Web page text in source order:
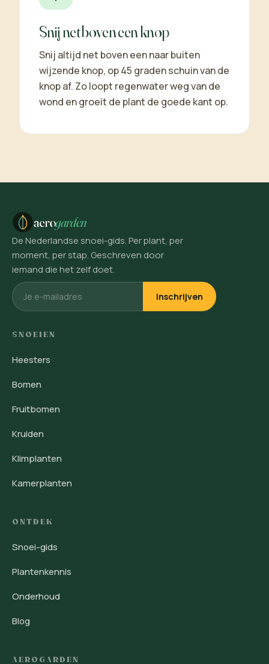
Snij net boven een knop
Snij altijd net boven een naar buiten
wijzende knop, op 45 graden schuin van de
knop af. Zo loopt regenwater weg van de
wond en groeit de plant de goede kant op.
aerogarden
De Nederlandse snoei-gids. Per plant, per
moment, per stap. Geschreven door
iemand die het zelf doet.
Inschrijven
SNOEIEN
Heesters
Bomen
Fruitbomen
Kruiden
Klimplanten
Kamerplanten
ONTDEK
Snoei-gids
Plantenkennis
Onderhoud
Blog
AEROGARDEN